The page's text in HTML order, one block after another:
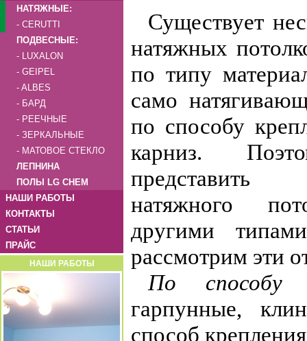
НАТЯЖНЫЕ:
- CERUTTI
ПОДВЕСНЫЕ:
- LUXALON
- GEIPEL
- ALBES
- БАРД
- РЕЕЧНЫЕ
- ЗЕРКАЛЬНЫЕ
- МАТОВОЕ СТЕКЛО
ЛЕПНИНА
ПОЛЫ LG CHEM
НАШИ РАБОТЫ
КОНТАКТЫ
СТАТЬИ
ПРАЙС
НАШИ РАБОТЫ
Существует
натяжных
по типу
само
по способу
карниз.
представить
натяжного
другими
рассмотрим эти
По способу
гарпунные,
способ